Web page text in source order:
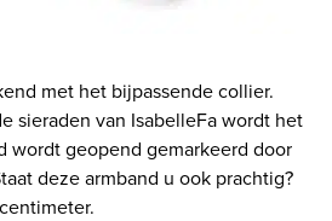
met het bijpassende collier.
sieraden van IsabelleFa wordt het
wordt geopend gemarkeerd door
deze armband u ook prachtig?